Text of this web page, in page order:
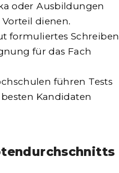
oder Ausbildungen
dienen.
formuliertes Schreiben
für das Fach
führen Tests
Kandidaten